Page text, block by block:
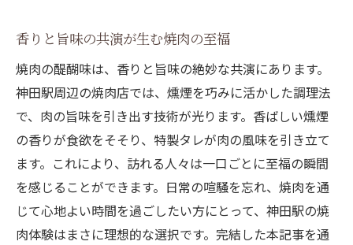
香りと旨味の共演が生む焼肉の至福
焼肉の醍醐味は、香りと旨味の絶妙な共演にあります。
神田駅周辺の焼肉店では、燻煙を巧みに活かした調理法
で、肉の旨味を引き出す技術が光ります。香ばしい燻煙
の香りが食欲をそそり、特製タレが肉の風味を引き立て
ます。これにより、訪れる人々は一口ごとに至福の瞬間
を感じることができます。日常の喧騒を忘れ、焼肉を通
じて心地よい時間を過ごしたい方にとって、神田駅の焼
肉体験はまさに理想的な選択です。完結した本記事を通